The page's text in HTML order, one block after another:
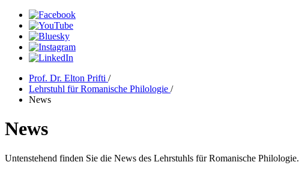
Prof. Dr. Elton Prifti /
Lehrstuhl für Romanische Philologie /
News
News
Untenstehend finden Sie die News des Lehrstuhls für Romanische Philologie.